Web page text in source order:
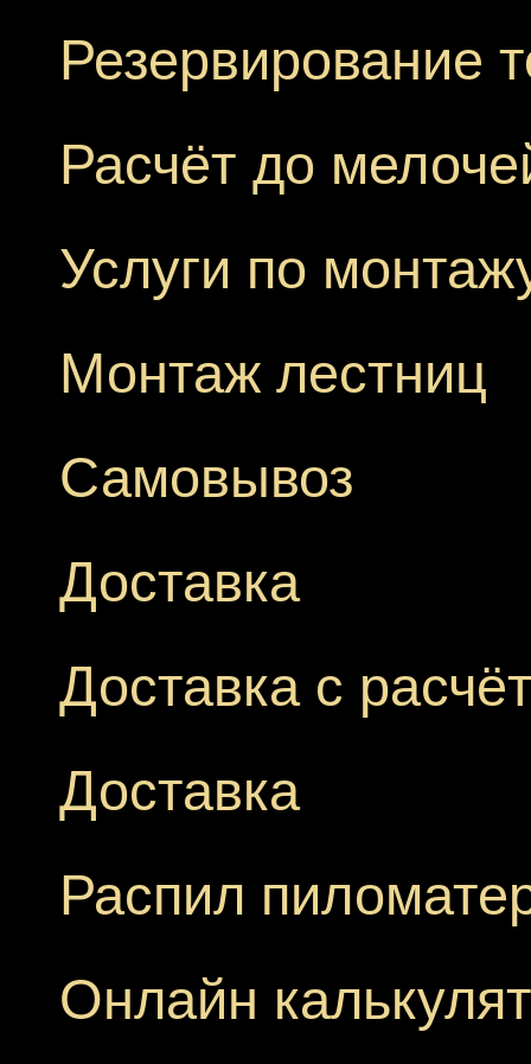
Резервирование
Расчёт до
Услуги по
Монтаж лестниц
Самовывоз
Доставка
Доставка с
Доставка
Распил
Онлайн